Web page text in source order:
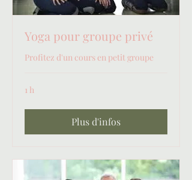
Yoga pour groupe privé
Profitez d'un cours en petit groupe
1 h
Plus d'infos